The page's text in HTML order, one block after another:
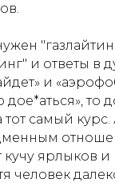
и ответы в
и
дое*аться», то
самый курс.
ярлыков и
человек